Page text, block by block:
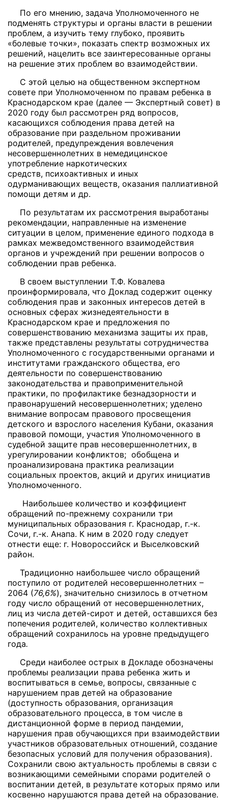
По его мнению, задача Уполномоченного не
подменять структуры и органы власти в решении
проблем, а изучить тему глубоко, проявить
«болевые точки», показать спектр возможных их
решений, нацелить все заинтересованные органы
на решение этих проблем во взаимодействии.
С этой целью на общественном экспертном
совете при Уполномоченном по правам ребенка в
Краснодарском крае (далее — Экспертный совет) в
2020 году был рассмотрен ряд вопросов,
касающихся соблюдения права детей на
образование при раздельном проживании
родителей, предупреждения вовлечения
несовершеннолетних в немедицинское
употребление наркотических
средств, психоактивных и иных
одурманивающих веществ, оказания паллиативной
помощи детям и др.
По результатам их рассмотрения выработаны
рекомендации, направленные на изменение
ситуации в целом, применение единого подхода в
рамках межведомственного взаимодействия
органов и учреждений при решении вопросов о
соблюдении прав ребенка.
В своем выступлении Т.Ф. Ковалева
проинформировала, что Доклад содержит оценку
соблюдения прав и законных интересов детей в
основных сферах жизнедеятельности в
Краснодарском крае и предложения по
совершенствованию механизма защиты их прав,
также представлены результаты сотрудничества
Уполномоченного с государственными органами и
институтами гражданского общества, его
деятельности по совершенствованию
законодательства и правоприменительной
практики, по профилактике безнадзорности и
правонарушений несовершеннолетних; уделено
внимание вопросам правового просвещения
детского и взрослого населения Кубани, оказания
правовой помощи, участия Уполномоченного в
судебной защите прав несовершеннолетних, в
урегулировании конфликтов; обобщена и
проанализирована практика реализации
социальных проектов, акций и других инициатив
Уполномоченного.
Наибольшее количество и коэффициент
обращений по-прежнему сохранили три
муниципальных образования г. Краснодар, г.-к.
Сочи, г.-к. Анапа. К ним в 2020 году следует
отнести еще: г. Новороссийск и Выселковский
район.
Традиционно наибольшее число обращений
поступило от родителей несовершеннолетних –
2064 (76,6%), значительно снизилось в отчетном
году число обращений от несовершеннолетних,
лиц из числа детей-сирот и детей, оставшихся без
попечения родителей, количество коллективных
обращений сохранилось на уровне предыдущего
года.
Среди наиболее острых в Докладе обозначены
проблемы реализации права ребенка жить и
воспитываться в семье, вопросы, связанные с
нарушением прав детей на образование
(доступность образования, организация
образовательного процесса, в том числе в
дистанционной форме в период пандемии,
нарушения прав обучающихся при взаимодействии
участников образовательных отношений, создание
безопасных условий для получения образования).
Сохранили свою актуальность проблемы в связи с
возникающими семейными спорами родителей о
воспитании детей, в результате которых прямо или
косвенно нарушаются права детей на образование.